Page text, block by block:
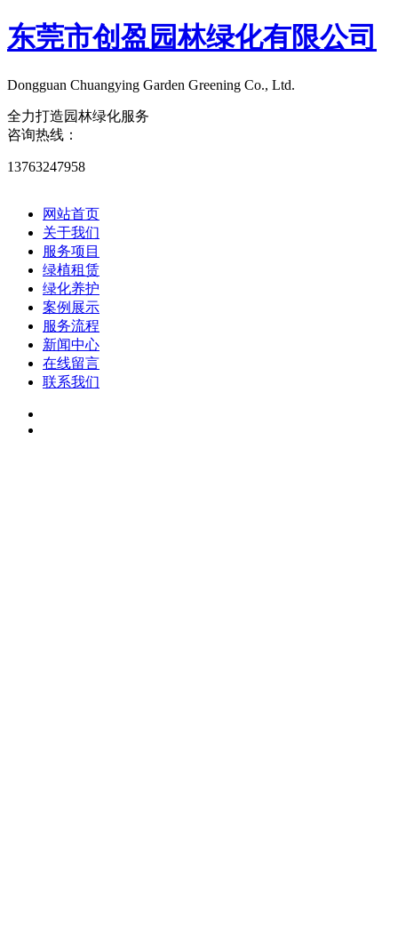
东莞市创盈园林绿化有限公司
Dongguan Chuangying Garden Greening Co., Ltd.​
全力打造园林绿化服务
咨询热线：
13763247958
网站首页
关于我们
服务项目
绿植租赁
绿化养护
案例展示
服务流程
新闻中心
在线留言
联系我们